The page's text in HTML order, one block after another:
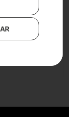
120iBV –
och laddare